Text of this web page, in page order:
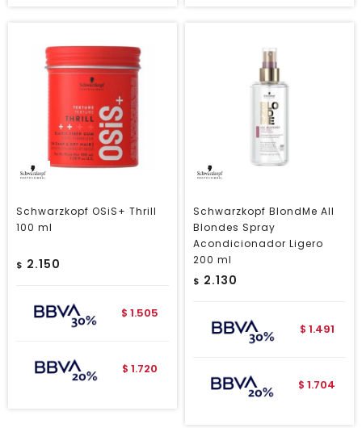
Schwarzkopf OSiS+ Thrill
100 ml
$ 2.150
$ 1.505
$ 1.720
Schwarzkopf BlondMe All
Blondes Spray
Acondicionador Ligero
200 ml
$ 2.130
$ 1.491
$ 1.704